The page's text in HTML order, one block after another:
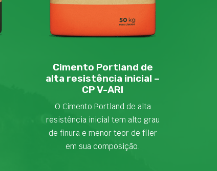
Cimento Portland de
alta resistência inicial –
CP V-ARI
O Cimento Portland de alta
resistência inicial tem alto grau
de finura e menor teor de fíler
em sua composição.